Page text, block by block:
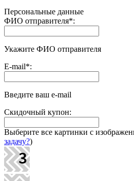
Персональные данные
ФИО отправителя*:
Укажите ФИО отправителя
E-mail*:
Введите ваш e-mail
Скидочный купон:
Выберите все картинки с
задачу?)